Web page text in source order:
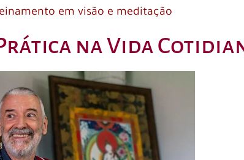
em visão e meditação
na Vida